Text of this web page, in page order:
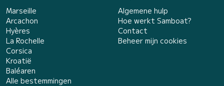
Marseille
Arcachon
Hyères
La Rochelle
Corsica
Kroatië
Baléaren
Alle bestemmingen
Algemene hulp
Hoe werkt Samboat?
Contact
Beheer mijn cookies